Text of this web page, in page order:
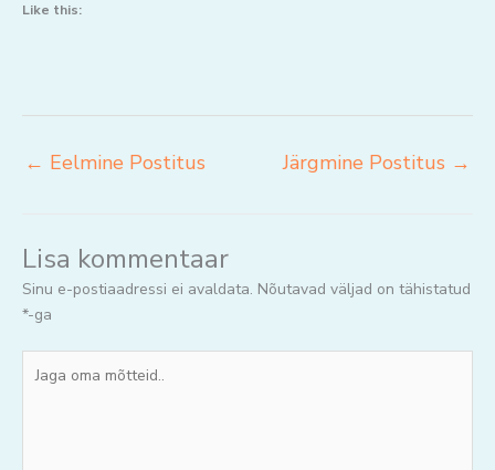
Like this:
← Eelmine Postitus Järgmine Postitus →
Lisa kommentaar
Sinu e-postiaadressi ei avaldata. Nõutavad väljad on tähistatud
*-ga
oma